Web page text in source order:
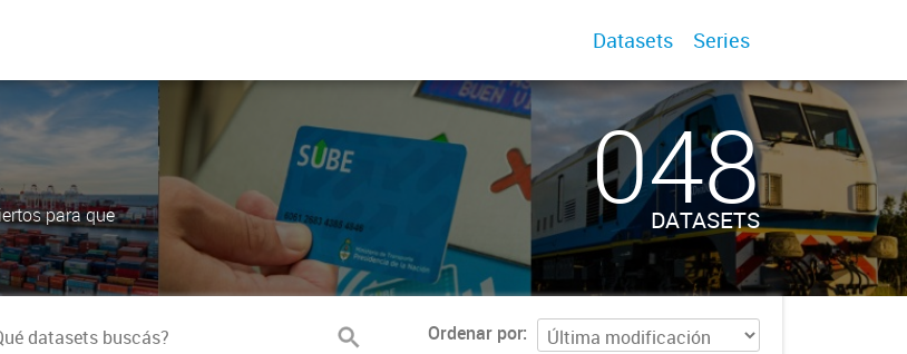
Datasets Series
para que
048
DATASETS
Ordenar por